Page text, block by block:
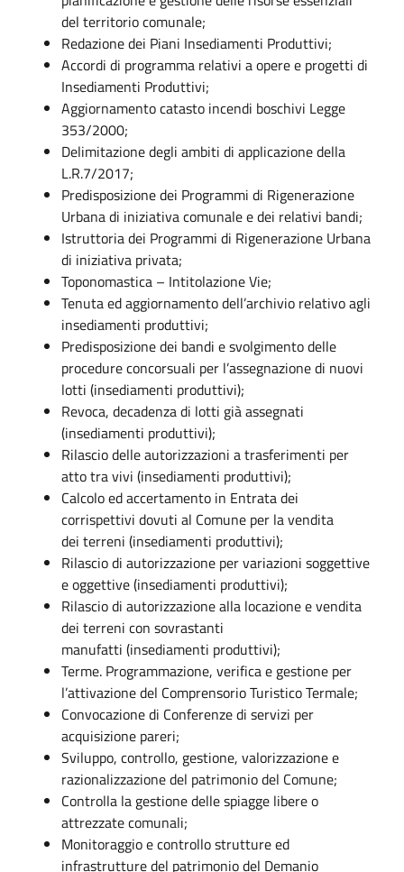
del territorio comunale;
Redazione dei Piani Insediamenti Produttivi;
Accordi di programma relativi a opere e progetti di
Insediamenti Produttivi;
Aggiornamento catasto incendi boschivi Legge
353/2000;
Delimitazione degli ambiti di applicazione della
L.R.7/2017;
Predisposizione dei Programmi di Rigenerazione
Urbana di iniziativa comunale e dei relativi bandi;
Istruttoria dei Programmi di Rigenerazione Urbana
di iniziativa privata;
Toponomastica – Intitolazione Vie;
Tenuta ed aggiornamento dell’archivio relativo agli
insediamenti produttivi;
Predisposizione dei bandi e svolgimento delle
procedure concorsuali per l’assegnazione di nuovi
lotti (insediamenti produttivi);
Revoca, decadenza di lotti già assegnati
(insediamenti produttivi);
Rilascio delle autorizzazioni a trasferimenti per
atto tra vivi (insediamenti produttivi);
Calcolo ed accertamento in Entrata dei
corrispettivi dovuti al Comune per la vendita
dei terreni (insediamenti produttivi);
Rilascio di autorizzazione per variazioni soggettive
e oggettive (insediamenti produttivi);
Rilascio di autorizzazione alla locazione e vendita
dei terreni con sovrastanti
manufatti (insediamenti produttivi);
Terme. Programmazione, verifica e gestione per
l’attivazione del Comprensorio Turistico Termale;
Convocazione di Conferenze di servizi per
acquisizione pareri;
Sviluppo, controllo, gestione, valorizzazione e
razionalizzazione del patrimonio del Comune;
Controlla la gestione delle spiagge libere o
attrezzate comunali;
Monitoraggio e controllo strutture ed
infrastrutture del patrimonio del Demanio